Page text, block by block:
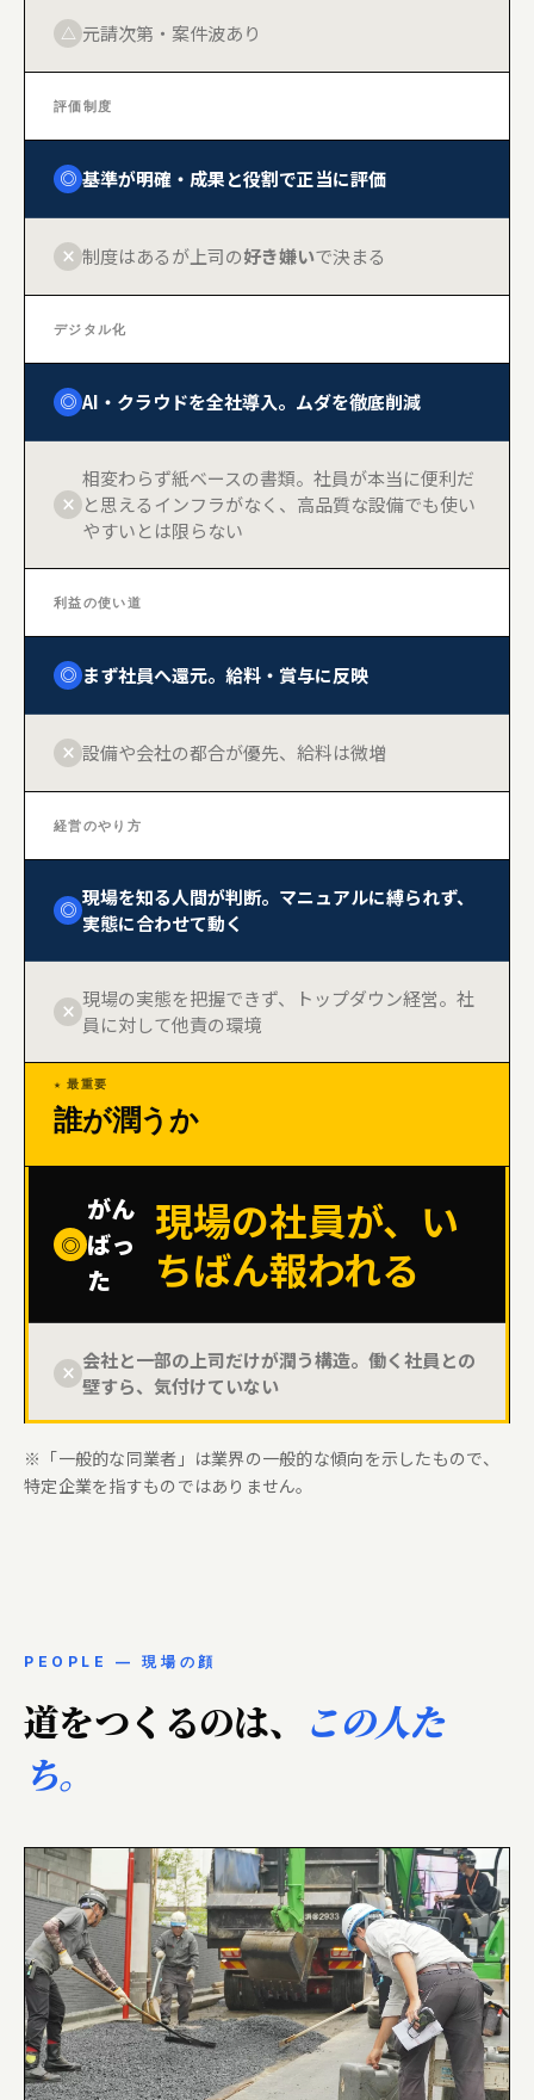
△ 元請次第・案件波あり
評価制度
◎ 基準が明確・成果と役割で正当に評価
× 制度はあるが上司の好き嫌いで決まる
デジタル化
◎ AI・クラウドを全社導入。ムダを徹底削減
×
相変わらず紙ベースの書類。社員が本当に便利だ
と思えるインフラがなく、高品質な設備でも使い
やすいとは限らない
利益の使い道
◎ まず社員へ還元。給料・賞与に反映
× 設備や会社の都合が優先、給料は微増
経営のやり方
◎
現場を知る人間が判断。マニュアルに縛られず、
実態に合わせて動く
×
現場の実態を把握できず、トップダウン経営。社
員に対して他責の環境
誰が潤うか
◎
がん
ばっ
た
現場の社員が、い
ちばん報われる
×
会社と一部の上司だけが潤う構造。働く社員との
壁すら、気付けていない
※「一般的な同業者」は業界の一般的な傾向を示したもので、
特定企業を指すものではありません。
PEOPLE — 現場の顔
道をつくるのは、 この人た
ち。